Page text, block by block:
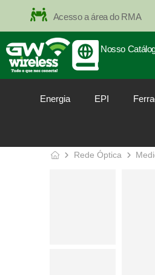
Acesso a área do RMA
Nosso
Energia EPI
Rede Óptica